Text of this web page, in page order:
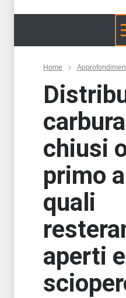
Home
chiusi
primo
quali
aperti